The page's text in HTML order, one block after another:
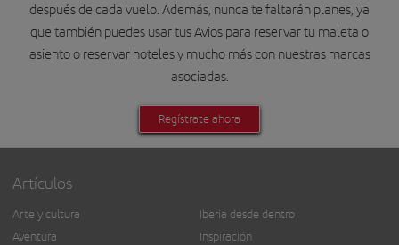
después de cada vuelo. Además, nunca te faltarán planes, ya
que también puedes usar tus Avios para reservar tu maleta o
asiento o reservar hoteles y mucho más con nuestras marcas
asociadas.
Regístrate ahora
Artículos
Arte y cultura
Aventura
Iberia desde dentro
Inspiración